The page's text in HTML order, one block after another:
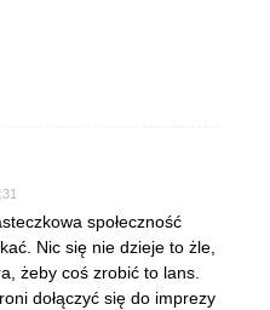
społeczność
Nic się nie dzieje to żle,
żeby coś zrobić to lans.
dołączyć się do imprezy